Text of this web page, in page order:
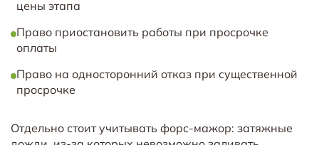
цены этапа
Право приостановить работы при просрочке
оплаты
Право на односторонний отказ при существенной
просрочке
Отдельно стоит учитывать форс-мажор: затяжные